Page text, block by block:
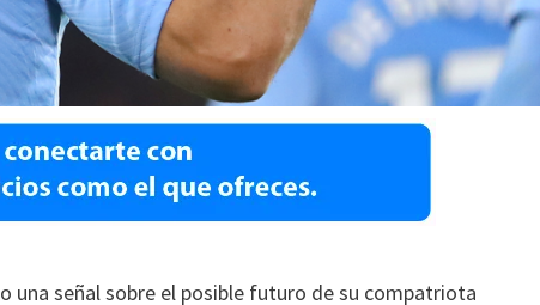
una señal sobre el posible futuro de su compatriota